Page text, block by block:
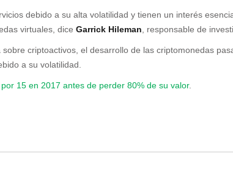
debido a su alta volatilidad y tienen un interés
virtuales, dice Garrick Hileman , responsable de
sobre criptoactivos, el desarrollo de las criptomonedas
a su volatilidad.
15 en 2017 antes de perder 80% de su valor.